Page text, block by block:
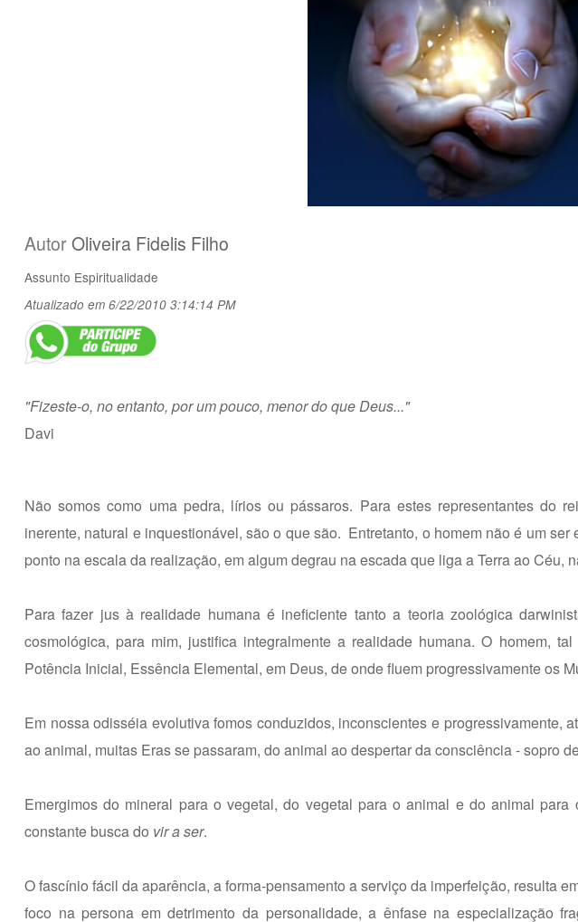
AutorOliveira Fidelis Filho
Assunto Espiritualidade
Atualizado em 6/22/2010 3:14:14 PM
"Fizeste-o, no entanto, por um pouco, menor do que Deus..."
Davi
Não somos como uma pedra, lírios ou pássaros. Para estes representantes do
inerente, natural e inquestionável, são o que são. Entretanto, o homem não é um ser
ponto na escala da realização, em algum degrau na escada que liga a Terra ao Céu,
Para fazer jus à realidade humana é ineficiente tanto a teoria zoológica
cosmológica, para mim, justifica integralmente a realidade humana. O homem,
Potência Inicial, Essência Elemental, em Deus, de onde fluem progressivamente os
Em nossa odisséia evolutiva fomos conduzidos, inconscientes e progressivamente,
ao animal, muitas Eras se passaram, do animal ao despertar da consciência - sopro
Emergimos do mineral para o vegetal, do vegetal para o animal e do animal
constante busca do vir a ser.
O fascínio fácil da aparência, a forma-pensamento a serviço da imperfeição, resulta
foco na persona em detrimento da personalidade, a ênfase na especialização